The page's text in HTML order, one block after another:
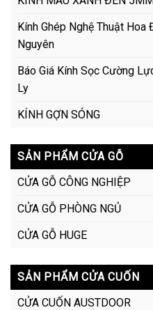
Kính Ghép Nghệ Thuật
Nguyên
Báo Giá Kính Sọc Cường
Ly
KÍNH GỢN SÓNG
SẢN PHẨM CỬA GỖ
CỬA GỖ CÔNG NGHIỆP
CỬA GỖ PHÒNG NGỦ
CỬA GỖ HUGE
SẢN PHẨM CỬA CUỐN
CỬA CUỐN AUSTDOOR